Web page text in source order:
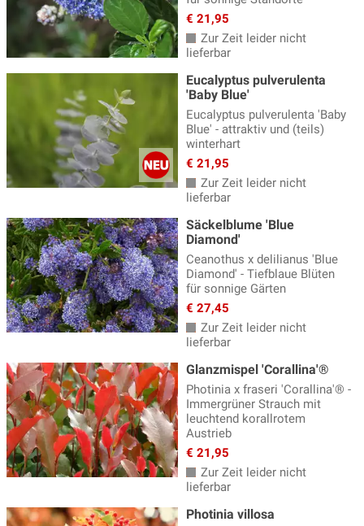
€ 21,95
Zur Zeit leider nicht
lieferbar
Eucalyptus pulverulenta
'Baby Blue'
Eucalyptus pulverulenta 'Baby
Blue' - attraktiv und (teils)
winterhart
€ 21,95
Zur Zeit leider nicht
lieferbar
Säckelblume 'Blue
Diamond'
Ceanothus x delilianus 'Blue
Diamond' - Tiefblaue Blüten
für sonnige Gärten
€ 27,45
Zur Zeit leider nicht
lieferbar
Glanzmispel 'Corallina'®
Photinia x fraseri 'Corallina'® -
Immergrüner Strauch mit
leuchtend korallrotem
Austrieb
€ 21,95
Zur Zeit leider nicht
lieferbar
Photinia villosa